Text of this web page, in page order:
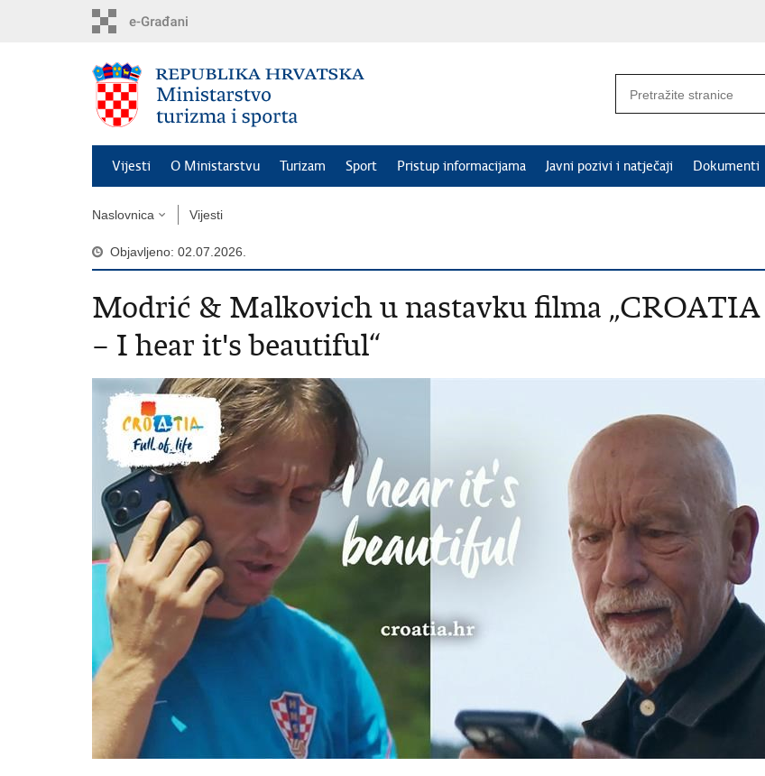
Vijesti O Ministarstvu Turizam Sport Pristup informacijama Javni pozivi i natječaji Dokumenti
Naslovnica Vijesti
Objavljeno: 02.07.2026.
Modrić & Malkovich u nastavku filma „CROATIA
– I hear it's beautiful“